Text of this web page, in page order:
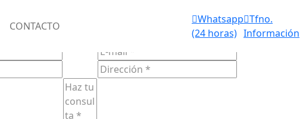
CONTACTO
Whatsapp
(24 horas)
Tfno.
Información
SERVICIOS FUNERARIOS 24 HORAS